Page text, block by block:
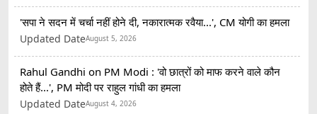
'सपा ने सदन में चर्चा नहीं होने दी, नकारात्मक रवैया...', CM योगी का हमला
Updated DateAugust 5, 2026
Rahul Gandhi on PM Modi : 'वो छात्रों को माफ करने वाले कौन
होते हैं...', PM मोदी पर राहुल गांधी का हमला
Updated DateAugust 4, 2026